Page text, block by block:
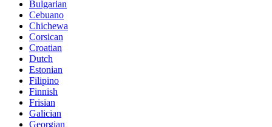
Bulgarian
Cebuano
Chichewa
Corsican
Croatian
Dutch
Estonian
Filipino
Finnish
Frisian
Galician
Georgian